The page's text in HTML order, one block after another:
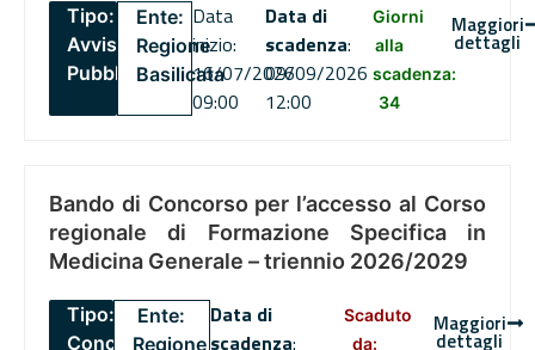
Tipo:
Avviso
Pubblico
Ente:
Regione
Basilicata
Data
inizio:
16/07/2026
09:00
Data di
scadenza:
09/09/2026
12:00
Giorni
alla
scadenza:
34
Maggiori
dettagli
Bando di Concorso per l’accesso al Corso
regionale di Formazione Specifica in
Medicina Generale – triennio 2026/2029
Tipo:
Concorsi
Ente:
Regione
Data di
scadenza:
Scaduto
da:
Maggiori
dettagli